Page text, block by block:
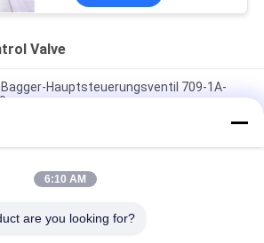
Valve
Hauptsteuerungsventil 709-1A-
Steuerventil Bagger Komatsu, 723-57-
Hauptsteuerventil für Volvo EC290B
6:10 AM
are you looking for?